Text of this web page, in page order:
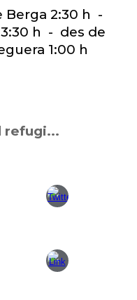
Berga 2:30 h -
h - des de
1:00 h
refugi...